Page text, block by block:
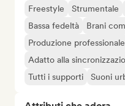
Freestyle
Strumentale
Bassa fedeltà
Brani
Produzione professionale
Adatto alla
Tutti i supporti
Suoni